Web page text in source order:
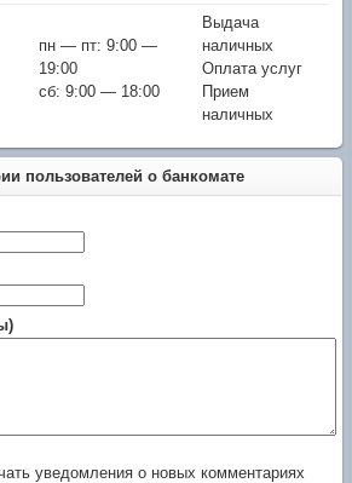
пн — пт: 9:00 —
19:00
сб: 9:00 — 18:00
Выдача
наличных
Оплата услуг
Прием
наличных
пользователей о банкомате
уведомления о новых комментариях